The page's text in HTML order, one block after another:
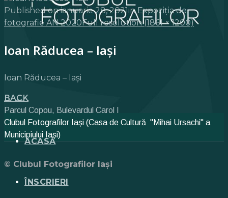
ACASĂ
ÎNSCRIERI
Published onianuarie 28, 2021inExpoziția de
fotografie AN 2020Full resolution (1861 × 1200)
Ioan Răducea – Iași
Ioan Răducea – Iași
Back
Parcul Copou, Bulevardul Carol I
Clubul Fotografilor Iași (Casa de Cultură "Mihai Ursachi" a
Municipiului Iași)
© Clubul Fotografilor Iași